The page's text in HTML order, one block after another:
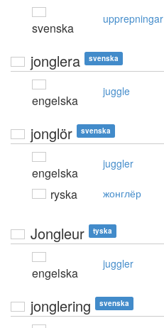
svenska
upprepningar
jonglera svenska
engelska
juggle
jonglör svenska
engelska
juggler
ryska жонглёр
Jongleur tyska
engelska
juggler
jonglering svenska